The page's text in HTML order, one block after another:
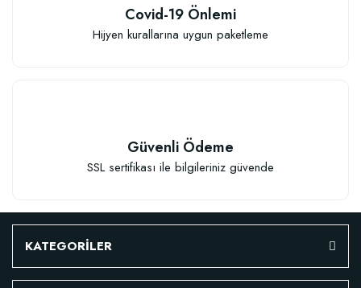
Covid-19 Önlemi
Hijyen kurallarına uygun paketleme
Güvenli Ödeme
SSL sertifikası ile bilgileriniz güvende
KATEGORİLER